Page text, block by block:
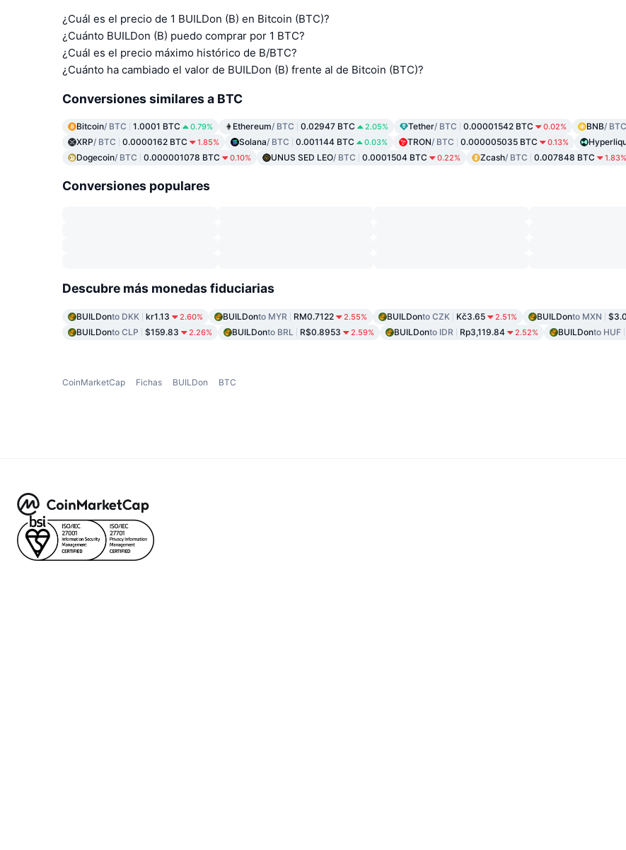
¿Cuál es el precio de 1 BUILDon (B) en Bitcoin (BTC)?
¿Cuánto BUILDon (B) puedo comprar por 1 BTC?
¿Cuál es el precio máximo histórico de B/BTC?
¿Cuánto ha cambiado el valor de BUILDon (B) frente al de Bitcoin (BTC)?
Conversiones similares a BTC
Bitcoin/ BTC 1.0001 BTC 0.79% Ethereum/ BTC 0.02947 BTC 2.05% Tether/ BTC 0.00001542 BTC 0.02% BNB/ BTC
XRP/ BTC 0.0000162 BTC 1.85% Solana/ BTC 0.001144 BTC 0.03% TRON/ BTC 0.000005035 BTC 0.13%
Dogecoin/ BTC 0.000001078 BTC 0.10% UNUS SED LEO/ BTC 0.0001504 BTC 0.22% Zcash/ BTC 0.007848 BTC 1.83%
Conversiones populares
Descubre más monedas fiduciarias
BUILDonto DKK kr1.13 2.60% BUILDonto MYR RM0.7122 2.55% BUILDonto CZK Kč3.65 2.51% BUILDonto MXN
BUILDonto CLP $159.83 2.26% BUILDonto BRL R$0.8953 2.59% BUILDonto IDR Rp3,119.84 2.52% BUILDonto HUF
CoinMarketCap Fichas BUILDon BTC